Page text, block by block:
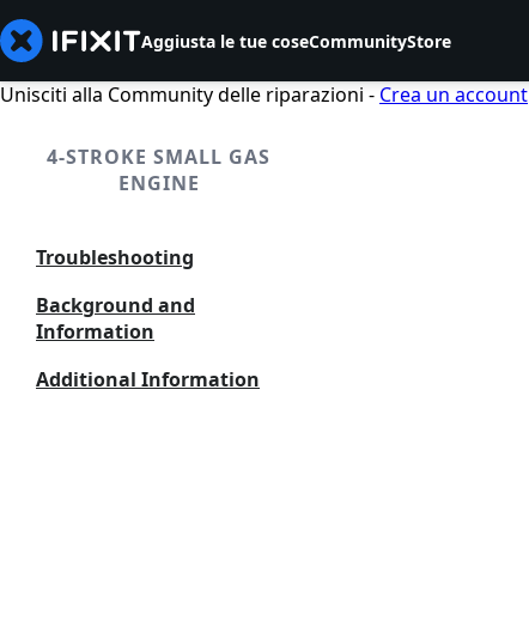
Aggiusta le tue coseCommunityStore
Unisciti alla Community delle riparazioni - Crea un account
4-STROKE SMALL GAS
ENGINE
Troubleshooting
Background and
Information
Additional Information